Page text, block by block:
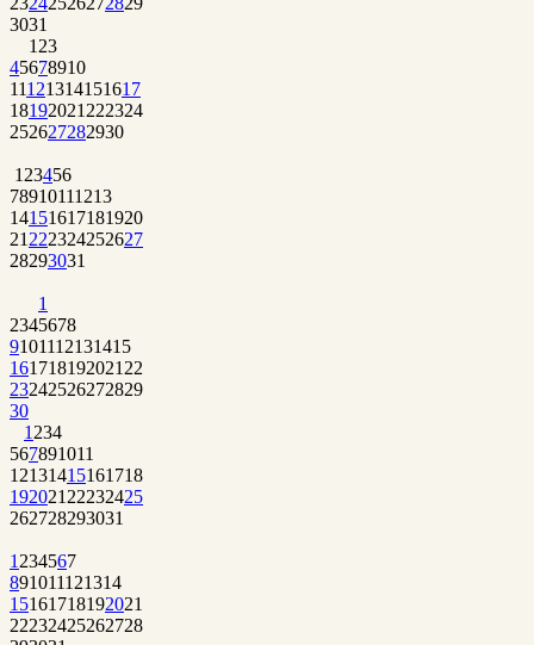
3031
1 23
45678910
11121314151617
18192021 222324
252627282930
1 23456
78910111213
14151617181920
21 222324252627
28293031
1
2345678
9101112131415
161718192021 22
23242526272829
30
1 234
567891011
12131415161718
192021 22232425
262728293031
1 234567
891011121314
15161718192021
22232425262728